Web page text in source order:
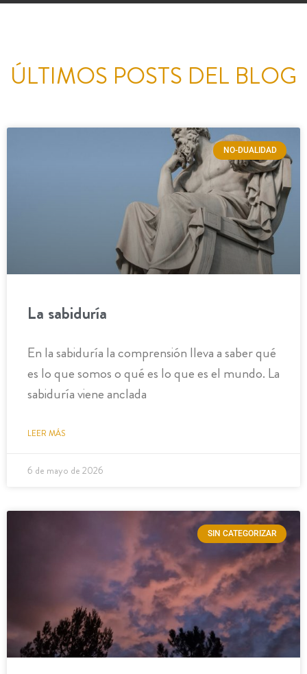
ÚLTIMOS POSTS DEL BLOG
NO-DUALIDAD
La sabiduría
En la sabiduría la comprensión lleva a saber qué
es lo que somos o qué es lo que es el mundo. La
sabiduría viene anclada
LEER MÁS
6 de mayo de 2026
SIN CATEGORIZAR